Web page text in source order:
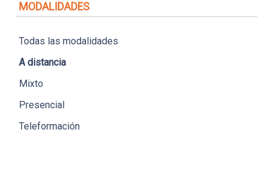
MODALIDADES
Todas las modalidades
A distancia
Mixto
Presencial
Teleformación